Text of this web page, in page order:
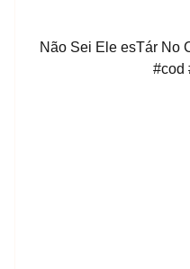
Não Sei Ele esTár No
#cod